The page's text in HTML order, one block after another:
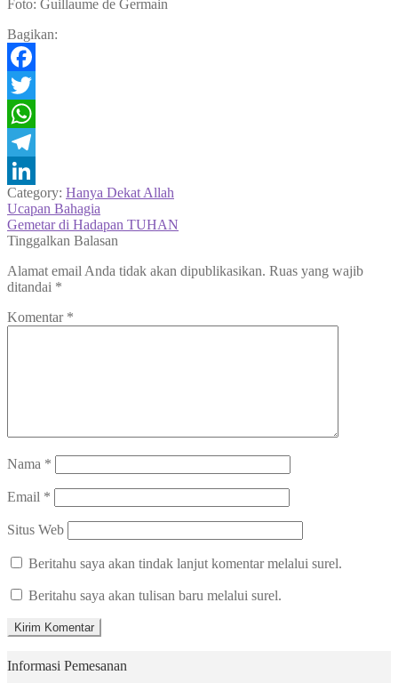
Foto: Guillaume de Germain
Bagikan:
Facebook
Twitter
WhatsApp
Telegram
LinkedIn
Category: Hanya Dekat Allah
Navigasi
pos
Previous
post:
Ucapan Bahagia
Next
post:
Gemetar di Hadapan TUHAN
Tinggalkan Balasan
Alamat email Anda tidak akan dipublikasikan. Ruas yang wajib
ditandai *
Komentar *
Nama *
Email *
Situs Web
Beritahu saya akan tindak lanjut komentar melalui surel.
Beritahu saya akan tulisan baru melalui surel.
Informasi Pemesanan